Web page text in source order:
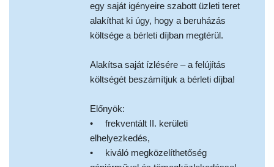
egy saját igényeire szabott üzleti teret
alakíthat ki úgy, hogy a beruházás
költsége a bérleti díjban megtérül.
Alakítsa saját ízlésére – a felújítás
költségét beszámítjuk a bérleti díjba!
Előnyök:
• frekventált II. kerületi
elhelyezkedés,
• kiváló megközelíthetőség